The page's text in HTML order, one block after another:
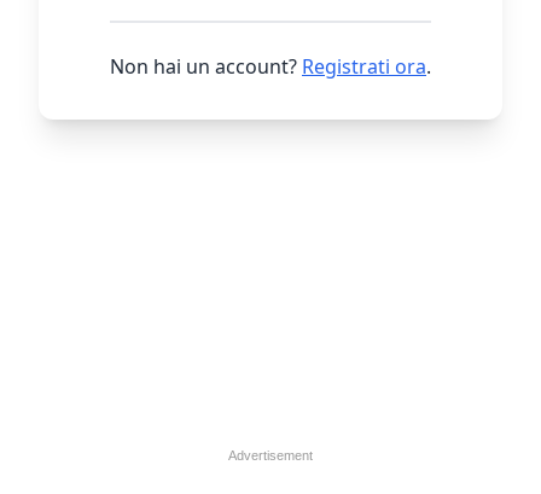
Non hai un account? Registrati ora.